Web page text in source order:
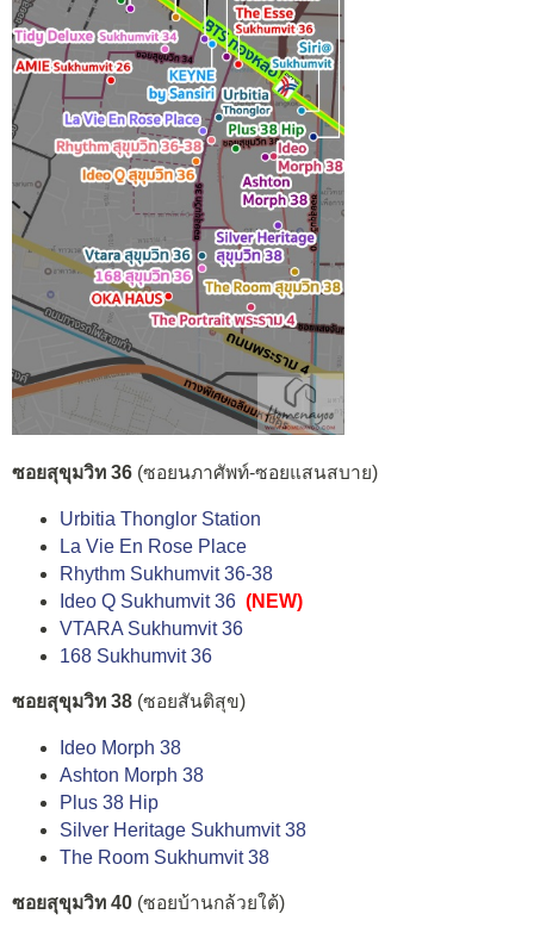
ซอยสุขุมวิท 36 (ซอยนภาศัพท์-ซอยแสนสบาย)
Urbitia Thonglor Station
La Vie En Rose Place
Rhythm Sukhumvit 36-38
Ideo Q Sukhumvit 36 (NEW)
VTARA Sukhumvit 36
168 Sukhumvit 36
ซอยสุขุมวิท 38 (ซอยสันติสุข)
Ideo Morph 38
Ashton Morph 38
Plus 38 Hip
Silver Heritage Sukhumvit 38
The Room Sukhumvit 38
ซอยสุขุมวิท 40 (ซอยบ้านกล้วยใต้)